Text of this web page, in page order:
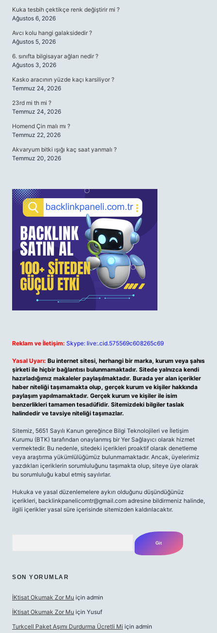
Kuka tesbih çektikçe renk değiştirir mi ?
Ağustos 6, 2026
Avcı kolu hangi galaksidedir ?
Ağustos 5, 2026
6. sınıfta bilgisayar ağları nedir ?
Ağustos 3, 2026
Kasko aracının yüzde kaçı karsiliyor ?
Temmuz 24, 2026
23rd mi th mi ?
Temmuz 24, 2026
Homend Çin malı mı ?
Temmuz 22, 2026
Akvaryum bitki ışığı kaç saat yanmalı ?
Temmuz 20, 2026
Reklam ve İletişim: Skype: live:.cid.575569c608265c69
Yasal Uyarı: Bu internet sitesi, herhangi bir marka, kurum veya şahıs
şirketi ile hiçbir bağlantısı bulunmamaktadır. Sitede yalnızca kendi
hazırladığımız makaleler paylaşılmaktadır. Burada yer alan içerikler
haber niteliği taşımamakta olup, gerçek kurum ve kişiler hakkında
paylaşım yapılmamaktadır. Gerçek kurum ve kişiler ile isim
benzerlikleri tamamen tesadüfidir. Sitemizdeki bilgiler taslak
halindedir ve tavsiye niteliği taşımazlar.
Sitemiz, 5651 Sayılı Kanun gereğince Bilgi Teknolojileri ve İletişim
Kurumu (BTK) tarafından onaylanmış bir Yer Sağlayıcı olarak hizmet
vermektedir. Bu nedenle, sitedeki içerikleri proaktif olarak denetleme
veya araştırma yükümlülüğümüz bulunmamaktadır. Ancak, üyelerimiz
yazdıkları içeriklerin sorumluluğunu taşımakta olup, siteye üye olarak
bu sorumluluğu kabul etmiş sayılırlar.
Hukuka ve yasal düzenlemelere aykırı olduğunu düşündüğünüz
içerikleri, backlinkpanelicomtr@gmail.com adresine bildirmeniz halinde,
ilgili içerikler yasal süre içerisinde sitemizden kaldırılacaktır.
SON YORUMLAR
İKtisat Okumak Zor Mu için admin
İKtisat Okumak Zor Mu için Yusuf
Turkcell Paket Aşımı Durdurma Ücretli Mi için admin